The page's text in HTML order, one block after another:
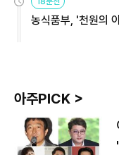
농식품부, '천원의
아주PICK >